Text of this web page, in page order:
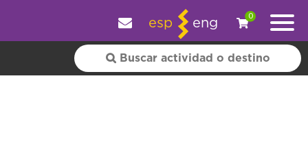
esp eng
0
+ información